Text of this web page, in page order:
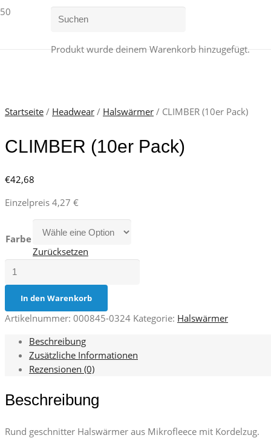
Produkt wurde deinem Warenkorb hinzugefügt.
Startseite / Headwear / Halswärmer / CLIMBER (10er Pack)
CLIMBER (10er Pack)
€42,68
Einzelpreis 4,27 €
Farbe
Zurücksetzen
CLIMBER
Pack)
Menge
In den Warenkorb
Artikelnummer: 000845-0324 Kategorie: Halswärmer
Beschreibung
Zusätzliche Informationen
Rezensionen (0)
Beschreibung
Rund geschnitter Halswärmer aus Mikrofleece mit Kordelzug.